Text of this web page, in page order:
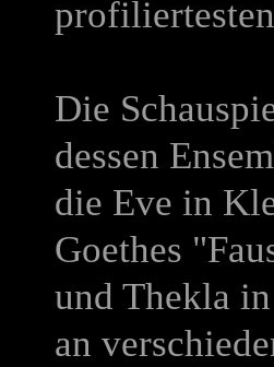
Die
dessen
die Eve in
Goethes
und Thekla
an